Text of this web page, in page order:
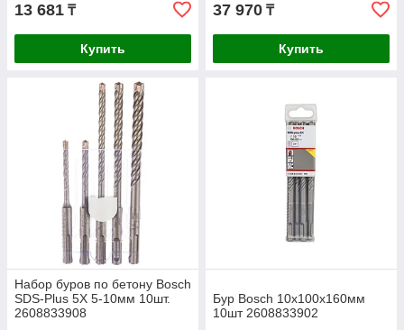
13 681 ₸
Купить
37 970 ₸
Купить
Набор буров по бетону Bosch
SDS-Plus 5X 5-10мм 10шт.
2608833908
Бур Bosch 10x100x160мм
10шт 2608833902